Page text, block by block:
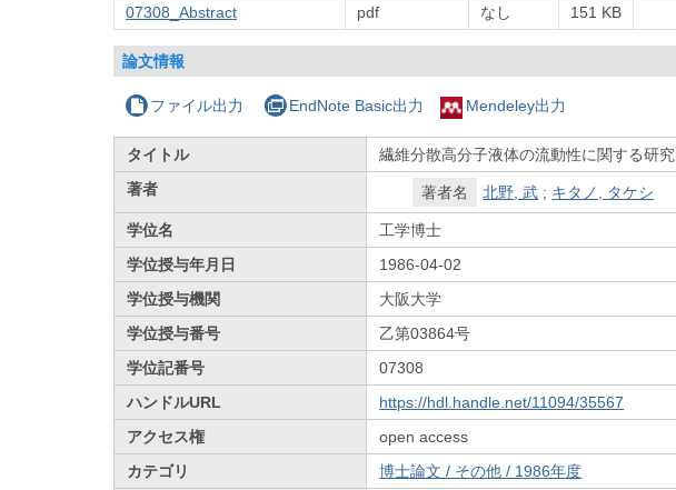
07308_Abstract pdf なし 151 KB
論文情報
ファイル出力 EndNote Basic出力 Mendeley出力
タイトル
繊維分散高分子液体の流動性に関する研究
著者
著者名 北野, 武 ; キタノ, タケシ
学位名
工学博士
学位授与年月日
1986-04-02
学位授与機関
大阪大学
学位授与番号
乙第03864号
学位記番号
07308
ハンドルURL
https://hdl.handle.net/11094/35567
アクセス権
open access
カテゴリ
博士論文 / その他 / 1986年度